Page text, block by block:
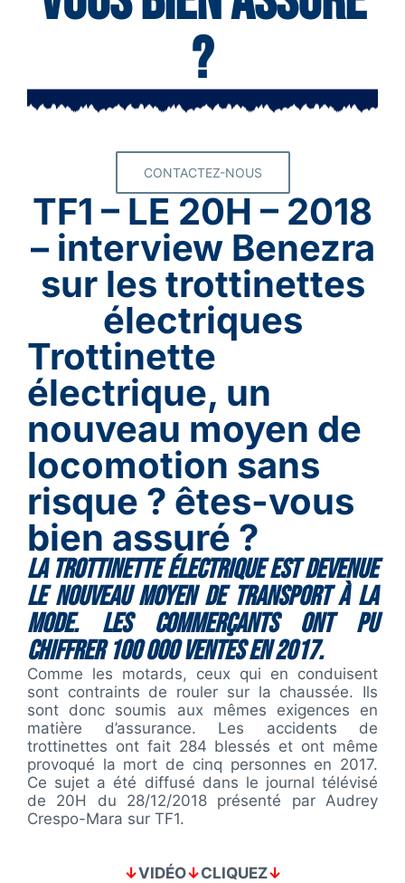
?
CONTACTEZ-NOUS
TF1 – LE 20H – 2018
– interview Benezra
sur les trottinettes
électriques
Trottinette
électrique, un
nouveau moyen de
locomotion sans
risque ? êtes-vous
bien assuré ?
Latrottinette électriqueest devenue
le nouveau moyen de transport à la
mode. Les commerçants ont pu
chiffrer 100 000 ventes en 2017.
Comme les motards, ceux qui en conduisent
sont contraints de rouler sur la chaussée. Ils
sont donc soumis aux mêmes exigences en
matière d’assurance. Les accidents de
trottinettes ont fait 284 blessés et ont même
provoqué la mort de cinq personnes en 2017.
Ce sujet a été diffusé dans le journal télévisé
de 20H du 28/12/2018 présenté par Audrey
Crespo-Mara sur TF1.
↓VIDÉO↓CLIQUEZ↓